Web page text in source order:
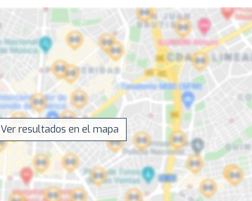
Ver resultados en el mapa